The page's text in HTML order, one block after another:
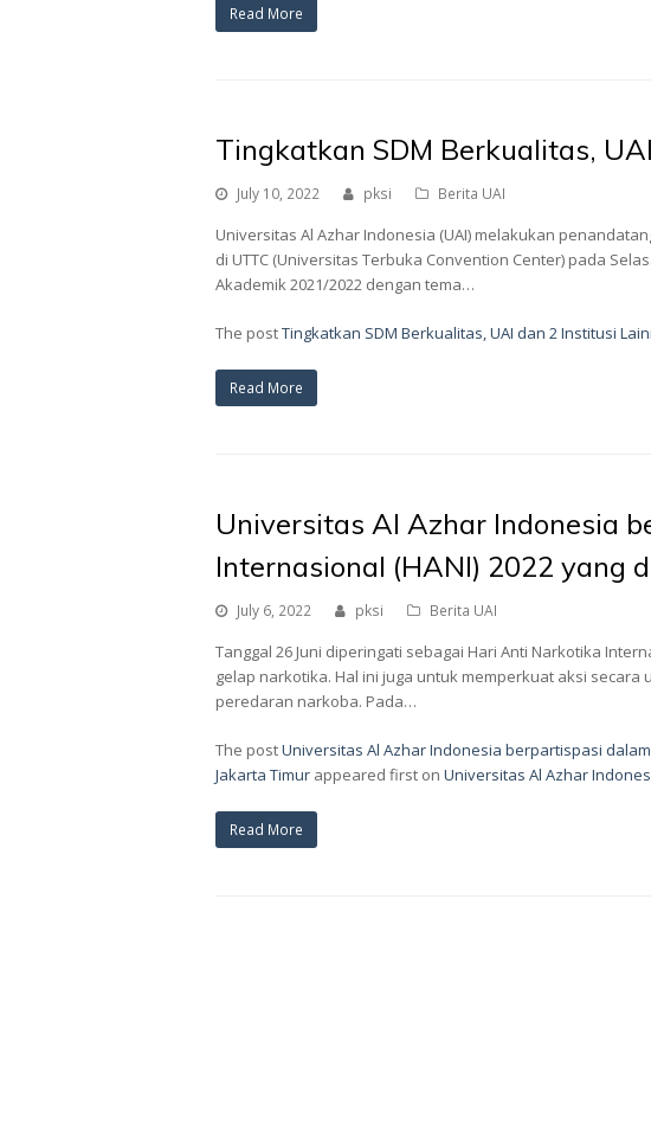
Read More
Tingkatkan SDM Berkualitas,
July 10, 2022 pksi Berita UAI
Universitas Al Azhar Indonesia (UAI) melakukan
di UTTC (Universitas Terbuka Convention Center) pada
Akademik 2021/2022 dengan tema…
The postTingkatkan SDM Berkualitas, UAI dan 2 Institusi
Read More
Universitas Al Azhar Indonesia
Internasional (HANI) 2022 yang
July 6, 2022 pksi Berita UAI
Tanggal 26 Juni diperingati sebagai Hari Anti Narkotika
gelap narkotika. Hal ini juga untuk memperkuat aksi
peredaran narkoba. Pada…
The postUniversitas Al Azhar Indonesia berpartispasi
Jakarta Timur appeared first on Universitas Al Azhar
Read More